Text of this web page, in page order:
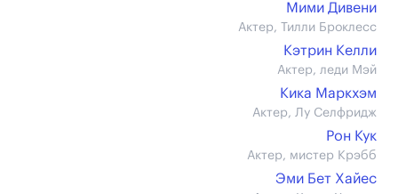
Мими Дивени
Актер, Тилли Броклесс
Кэтрин Келли
Актер, леди Мэй
Кика Маркхэм
Актер, Лу Селфридж
Рон Кук
Актер, мистер Крэбб
Эми Бет Хайес